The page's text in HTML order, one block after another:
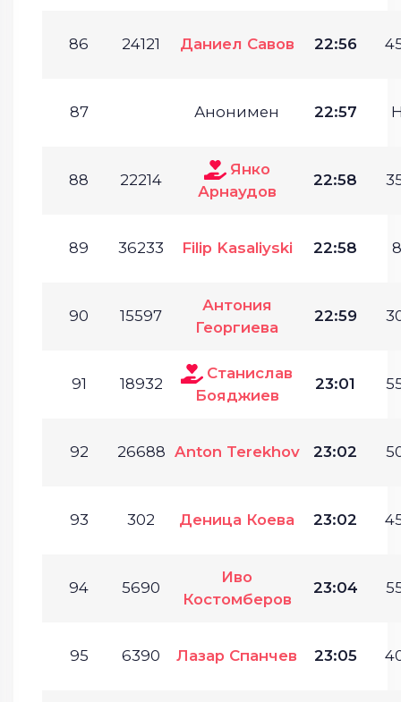
86 24121 Даниел Савов 22:56
87 Анонимен 22:57
88 22214
Янко
Арнаудов
22:58
89 36233 Filip Kasaliyski 22:58
90 15597
Антония
Георгиева
22:59
91 18932
Станислав
Бояджиев
23:01
92 26688 Anton Terekhov 23:02
93 302 Деница Коева 23:02
94 5690
Иво
Костомберов
23:04
95 6390 Лазар Спанчев 23:05